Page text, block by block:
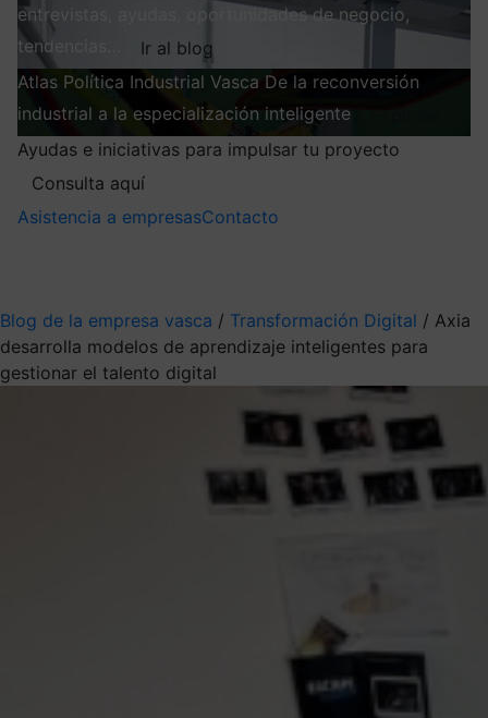
entrevistas, ayudas, oportunidades de negocio,
tendencias…
Ir al blog
Atlas Política Industrial Vasca De la reconversión
industrial a la especialización inteligente
Ayudas e iniciativas para impulsar tu proyecto
Consulta aquí
Asistencia a empresasContacto
Blog de la empresa vasca / Transformación Digital / Axia
desarrolla modelos de aprendizaje inteligentes para
gestionar el talento digital